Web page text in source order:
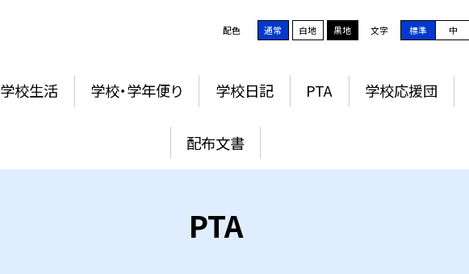
配色 通常 白地 黒地 文字 標準 中
学校生活 学校・学年便り 学校日記 PTA 学校応援団
配布文書
PTA